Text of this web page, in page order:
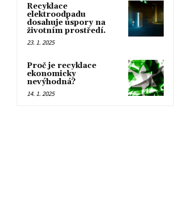
Recyklace
elektroodpadu
dosahuje úspory na
životním prostředí.
23. 1. 2025
Proč je recyklace
ekonomicky
nevýhodná?
14. 1. 2025